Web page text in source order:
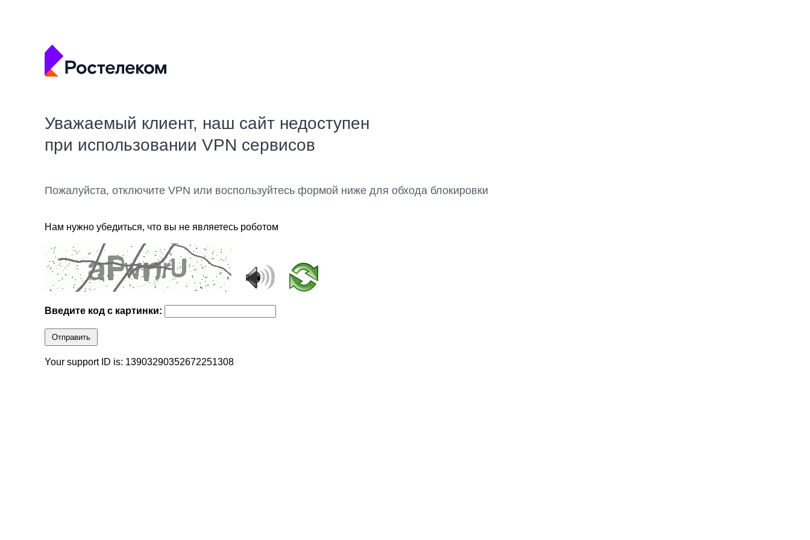
Уважаемый клиент, наш сайт недоступен
при использовании VPN сервисов
Пожалуйста, отключите VPN или воспользуйтесь формой ниже для обхода блокировки
Нам нужно убедиться, что вы не являетесь роботом
Введите код с картинки:
Отправить
Your support ID is: 13903290352672251308